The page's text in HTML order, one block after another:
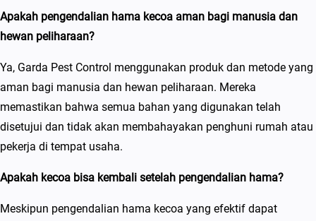
Apakah pengendalian hama kecoa aman bagi manusia dan
hewan peliharaan?
Ya, Garda Pest Control menggunakan produk dan metode yang
aman bagi manusia dan hewan peliharaan. Mereka
memastikan bahwa semua bahan yang digunakan telah
disetujui dan tidak akan membahayakan penghuni rumah atau
pekerja di tempat usaha.
Apakah kecoa bisa kembali setelah pengendalian hama?
Meskipun pengendalian hama kecoa yang efektif dapat